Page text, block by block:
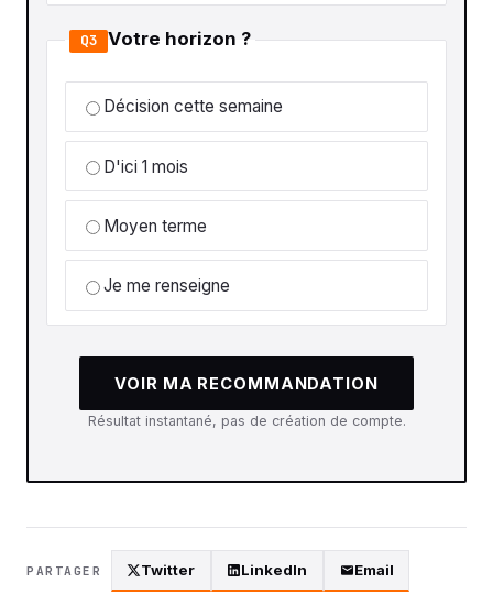
Q3 Votre horizon ?
Décision cette semaine
D'ici 1 mois
Moyen terme
Je me renseigne
VOIR MA RECOMMANDATION
Résultat instantané, pas de création de compte.
PARTAGER Twitter LinkedIn Email